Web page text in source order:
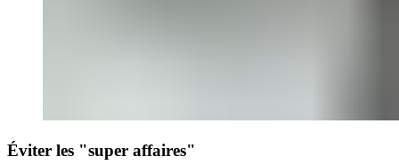
Éviter les "super affaires"